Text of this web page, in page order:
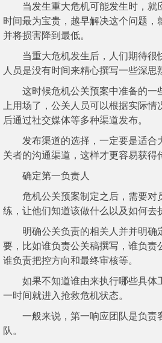
当发生重大危机可能发生时，就
时间最为宝贵，越早解决这个问题，
并将损害降到最低。
当重大危机发生后，人们期待很
人员是没有时间来精心撰写一些深思
这时候危机公关预案中准备的一
上用场了，公关人员可以根据实际
后通过社交媒体等多种渠道发布。
发布渠道的选择，一定要是适合
关者的沟通渠道，这样才更容易获得
确定第一负责人
危机公关预案制定之后，需要对
练，让他们知道该做什么以及如何去
明确公关负责的相关人并并明确
要，比如谁负责公关稿撰写，谁负责
谁负责把控方向和最终审核等。
如果不知道谁由来执行哪些具体
一时间就进入抢救危机状态。
一般来说，第一响应团队是负责
队。